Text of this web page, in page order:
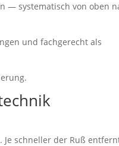
— systematisch von oben
und fachgerecht als
schneller der Ruß